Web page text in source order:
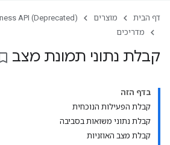
דף הבית מוצרים
API (Deprecated)
מדריכים
קבלת נתוני תמונת מצב
בדף הזה
קבלת הפעילות הנוכחית
קבלת נתוני משואות בסביבה
קבלת מצב האוזניות